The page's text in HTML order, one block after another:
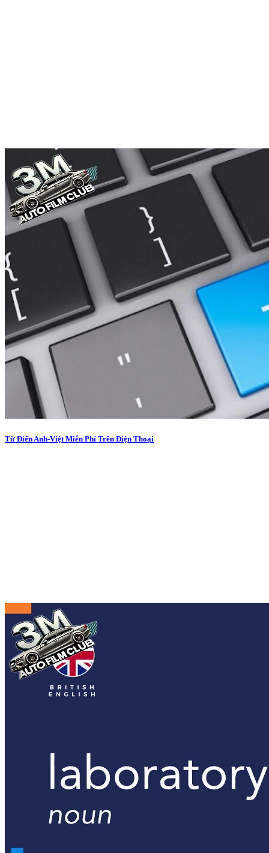
Từ Điển Anh-Việt Miễn Phí Trên Điện Thoại